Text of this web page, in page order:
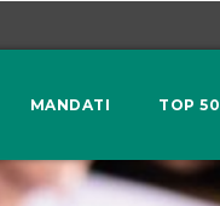
MANDATI TOP 50